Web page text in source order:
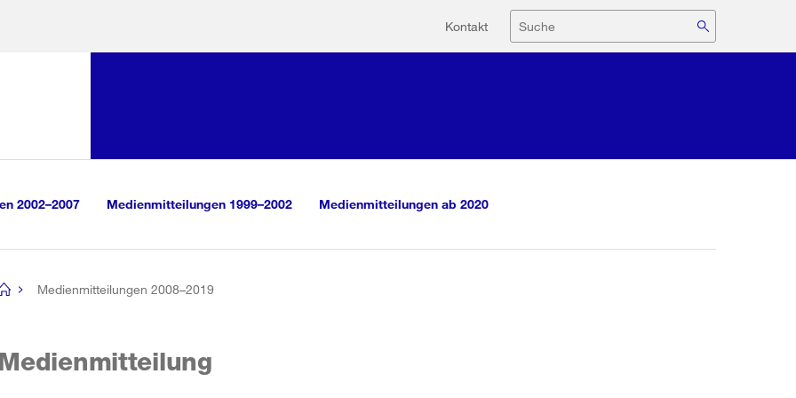
Hilfsnavigation
Kontakt Suche
2002–2007 Medienmitteilungen 1999–2002 Medienmitteilungen ab 2020
Medienmitteilungen 2008–2019